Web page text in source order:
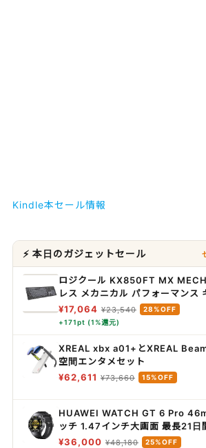
Kindle本セール情報
⚡ 本日のガジェットセール
ロジクール KX850FT MX
レス メカニカル パフォーマンス
クタイル テンキー 静かな打鍵感
Bolt bluetooth Unifying非対応
カルキーボード windows mac
ワイヤレスキーボード KX850 国
イト
¥17,064 ¥23,540
28%OFF
+171pt (1%還元)
XREAL xbx a01+とXREAL
空間エンタメセット
¥62,611 ¥73,660 15%OFF
HUAWEI WATCH GT 6 Pro
ッチ 1.47インチ大画面 最長21日
クリング/登山/進化したゴルフナ
¥36,000 ¥48,180 25%OFF